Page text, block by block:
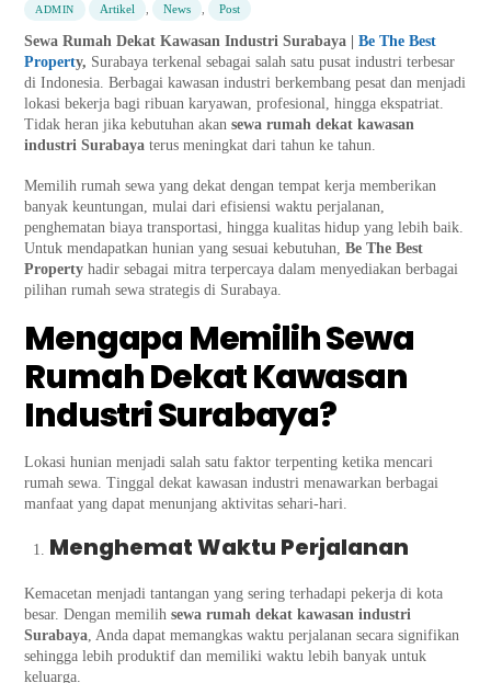
ADMIN Artikel News Post
Sewa Rumah Dekat Kawasan Industri Surabaya |Be The Best
Property, Surabaya terkenal sebagai salah satu pusat industri terbesar
di Indonesia. Berbagai kawasan industri berkembang pesat dan menjadi
lokasi bekerja bagi ribuan karyawan, profesional, hingga ekspatriat.
Tidak heran jika kebutuhan akansewa rumah dekat kawasan
industri Surabaya terus meningkat dari tahun ke tahun.
Memilih rumah sewa yang dekat dengan tempat kerja memberikan
banyak keuntungan, mulai dari efisiensi waktu perjalanan,
penghematan biaya transportasi, hingga kualitas hidup yang lebih baik.
Untuk mendapatkan hunian yang sesuai kebutuhan,Be The Best
Property hadir sebagai mitra terpercaya dalam menyediakan berbagai
pilihan rumah sewa strategis di Surabaya.
Mengapa Memilih Sewa
Rumah Dekat Kawasan
Industri Surabaya?
Lokasi hunian menjadi salah satu faktor terpenting ketika mencari
rumah sewa. Tinggal dekat kawasan industri menawarkan berbagai
manfaat yang dapat menunjang aktivitas sehari-hari.
Menghemat Waktu Perjalanan
Kemacetan menjadi tantangan yang sering terhadapi pekerja di kota
besar. Dengan memilihsewa rumah dekat kawasan industri
Surabaya , Anda dapat memangkas waktu perjalanan secara signifikan
sehingga lebih produktif dan memiliki waktu lebih banyak untuk
keluarga.